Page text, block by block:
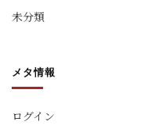
未分類
メタ情報
ログイン